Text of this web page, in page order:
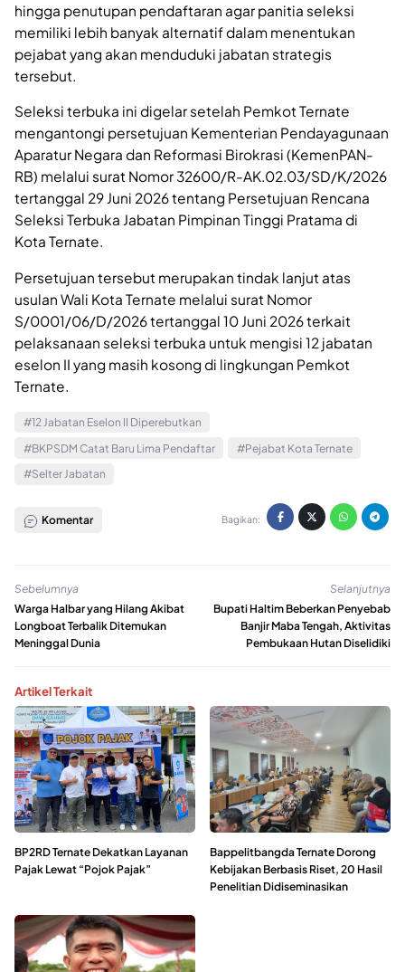
hingga penutupan pendaftaran agar panitia seleksi
memiliki lebih banyak alternatif dalam menentukan
pejabat yang akan menduduki jabatan strategis
tersebut.
Seleksi terbuka ini digelar setelah Pemkot Ternate
mengantongi persetujuan Kementerian Pendayagunaan
Aparatur Negara dan Reformasi Birokrasi (KemenPAN-
RB) melalui surat Nomor 32600/R-AK.02.03/SD/K/2026
tertanggal 29 Juni 2026 tentang Persetujuan Rencana
Seleksi Terbuka Jabatan Pimpinan Tinggi Pratama di
Kota Ternate.
Persetujuan tersebut merupakan tindak lanjut atas
usulan Wali Kota Ternate melalui surat Nomor
S/0001/06/D/2026 tertanggal 10 Juni 2026 terkait
pelaksanaan seleksi terbuka untuk mengisi 12 jabatan
eselon II yang masih kosong di lingkungan Pemkot
Ternate.
#12 Jabatan Eselon II Diperebutkan
#BKPSDM Catat Baru Lima Pendaftar
#Pejabat Kota Ternate
#Selter Jabatan
Komentar Bagikan:
Sebelumnya
Warga Halbar yang Hilang Akibat
Longboat Terbalik Ditemukan
Meninggal Dunia
Selanjutnya
Bupati Haltim Beberkan Penyebab
Banjir Maba Tengah, Aktivitas
Pembukaan Hutan Diselidiki
Artikel Terkait
BP2RD Ternate Dekatkan Layanan
Pajak Lewat “Pojok Pajak”
Bappelitbangda Ternate Dorong
Kebijakan Berbasis Riset, 20 Hasil
Penelitian Didiseminasikan